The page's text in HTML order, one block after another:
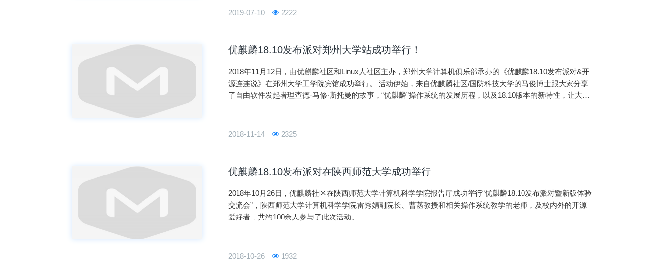
2019-07-10 2222
优麒麟18.10发布派对郑州大学站成功举行！
2018年11月12日，由优麒麟社区和Linux人社区主办，郑州大学计算机俱乐部承办的《优麒麟18.10发布派对&开
源连连说》在郑州大学工学院宾馆成功举行。 活动伊始，来自优麒麟社区/国防科技大学的马俊博士跟大家分享
了自由软件发起者理查德·马修·斯托曼的故事，“优麒麟”操作系统的发展历程，以及18.10版本的新特性，让大家
2018-11-14 2325
优麒麟18.10发布派对在陕西师范大学成功举行
2018年10月26日，优麒麟社区在陕西师范大学计算机科学学院报告厅成功举行“优麒麟18.10发布派对暨新版体验
交流会”，陕西师范大学计算机科学学院雷秀娟副院长、曹菡教授和相关操作系统教学的老师，及校内外的开源
爱好者，共约100余人参与了此次活动。
2018-10-26 1932